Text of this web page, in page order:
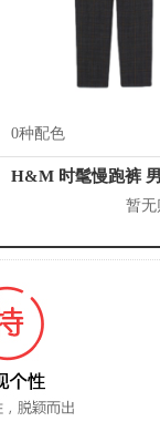
0种配色
暂无